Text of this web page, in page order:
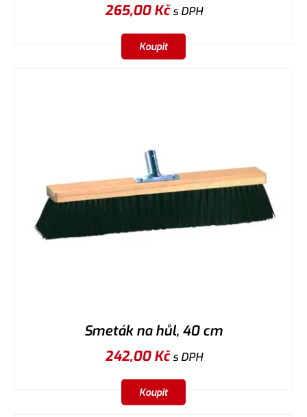
265,00Kčs DPH
Koupit
Smeták na hůl, 40 cm
242,00Kčs DPH
Koupit